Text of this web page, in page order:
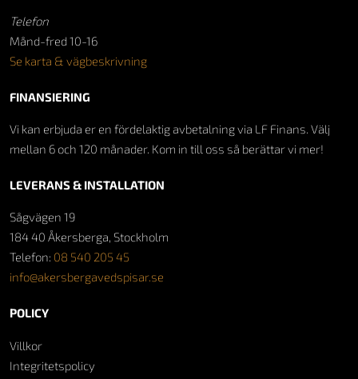
Telefon
Månd-fred 10-16
Se karta & vägbeskrivning
FINANSIERING
Vi kan erbjuda er en fördelaktig avbetalning via LF Finans. Välj
mellan 6 och 120 månader. Kom in till oss så berättar vi mer!
LEVERANS & INSTALLATION
Sågvägen 19
184 40 Åkersberga, Stockholm
Telefon: 08 540 205 45
info@akersbergavedspisar.se
POLICY
Villkor
Integritetspolicy